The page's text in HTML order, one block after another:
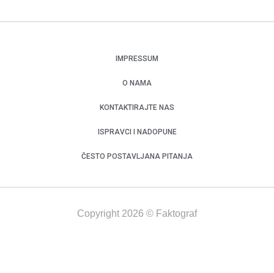
IMPRESSUM
O NAMA
KONTAKTIRAJTE NAS
ISPRAVCI I NADOPUNE
ČESTO POSTAVLJANA PITANJA
Copyright 2026 © Faktograf